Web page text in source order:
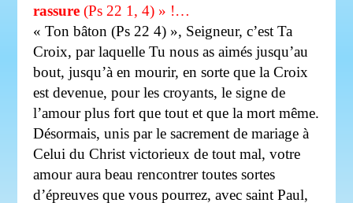
rassure (Ps 22 1, 4) » !…
« Ton bâton (Ps 22 4) », Seigneur, c’est Ta
Croix, par laquelle Tu nous as aimés jusqu’au
bout, jusqu’à en mourir, en sorte que la Croix
est devenue, pour les croyants, le signe de
l’amour plus fort que tout et que la mort même.
Désormais, unis par le sacrement de mariage à
Celui du Christ victorieux de tout mal, votre
amour aura beau rencontrer toutes sortes
d’épreuves que vous pourrez, avec saint Paul,